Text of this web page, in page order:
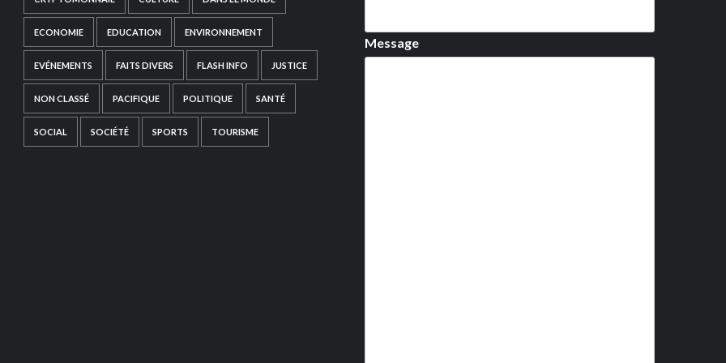
ECONOMIE EDUCATION ENVIRONNEMENT
EVÉNEMENTS FAITS DIVERS FLASH INFO JUSTICE
NON CLASSÉ PACIFIQUE POLITIQUE SANTÉ
SOCIAL SOCIÉTÉ SPORTS TOURISME
Message